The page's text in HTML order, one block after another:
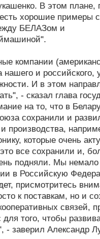
В этом плане,
хорошие примеры
БЕЛАЗом и
компании
и российского,
И в этом
- сказал глава
на то, что в
сохранили и
производства,
которые очень
все сохранили и,
подняли. Мы немало
в Российскую
присмотритесь
к поставкам, но и
связей,
того, чтобы
- заверил Александр